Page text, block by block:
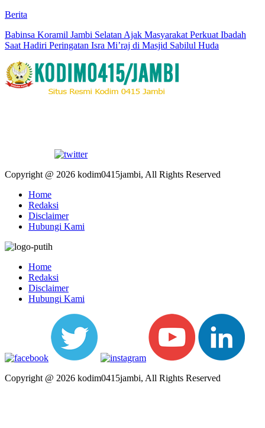
Berita
Babinsa Koramil Jambi Selatan Ajak Masyarakat Perkuat Ibadah
Saat Hadiri Peringatan Isra Mi’raj di Masjid Sabilul Huda
Copyright @ 2026 kodim0415jambi, All Rights Reserved
Home
Redaksi
Disclaimer
Hubungi Kami
Home
Redaksi
Disclaimer
Hubungi Kami
Copyright @ 2026 kodim0415jambi, All Rights Reserved